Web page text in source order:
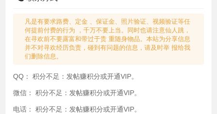
凡是有要求路费、定金 、保证金、照片验证、视频验证等任
何提前付费的行为 ，千万不要上当。同时也请注意仙人跳，
在寻欢前不要露富和带过于贵 重随身物品。本站为分享信息
并不对寻欢经历负责，碰到有问题的信息，请及时举 报给我
们删除信息。
QQ： 积分不足：发帖赚积分或开通VIP。
微信： 积分不足：发帖赚积分或开通VIP。
电话： 积分不足：发帖赚积分或开通VIP。